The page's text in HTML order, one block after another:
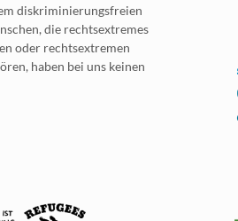
diskriminierungsfreien
die rechtsextremes
oder rechtsextremen
haben bei uns keinen